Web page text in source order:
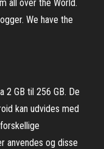
all over the World.
We have the
2 GB til 256 GB. De
kan udvides med
anvendes og disse